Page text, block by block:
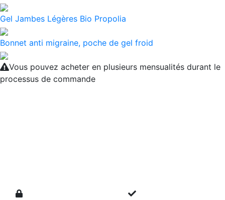
Gel Jambes Légères Bio Propolia
Bonnet anti migraine, poche de gel froid
Vous pouvez acheter en plusieurs mensualités durant le
processus de commande